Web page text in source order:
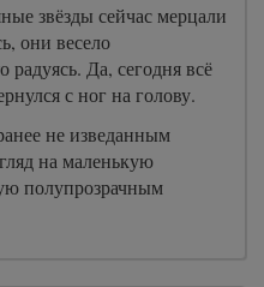
звёзды сейчас мерцали
они весело
Да, сегодня всё
с ног на голову.
не изведанным
на маленькую
полупрозрачным